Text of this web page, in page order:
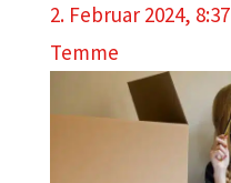
2. Februar 2024,
Temme